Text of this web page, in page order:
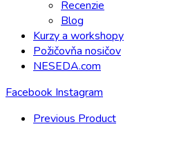
Recenzie
Blog
Kurzy a workshopy
Požičovňa nosičov
NESEDA.com
Facebook Instagram
Previous Product